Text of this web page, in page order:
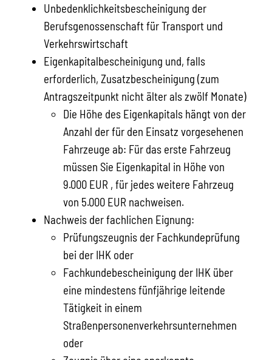
Unbedenklichkeitsbescheinigung der
Berufsgenossenschaft für Transport und
Verkehrswirtschaft
Eigenkapitalbescheinigung und, falls
erforderlich, Zusatzbescheinigung (zum
Antragszeitpunkt nicht älter als zwölf Monate)
Die Höhe des Eigenkapitals hängt von der
Anzahl der für den Einsatz vorgesehenen
Fahrzeuge ab: Für das erste Fahrzeug
müssen Sie Eigenkapital in Höhe von
9.000 EUR , für jedes weitere Fahrzeug
von 5.000 EUR nachweisen.
Nachweis der fachlichen Eignung:
Prüfungszeugnis der Fachkundeprüfung
bei der IHK oder
Fachkundebescheinigung der IHK über
eine mindestens fünfjährige leitende
Tätigkeit in einem
Straßenpersonenverkehrsunternehmen
oder